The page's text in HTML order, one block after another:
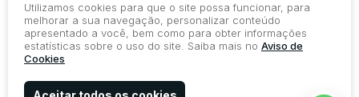
© 2026-present - Todos os direitos reservados
Política de Privacidade
Termos de Uso
Utilizamos cookies para que o site possa funcionar, para
melhorar a sua navegação, personalizar conteúdo
apresentado a você, bem como para obter informações
estatísticas sobre o uso do site. Saiba mais no Aviso de
Cookies